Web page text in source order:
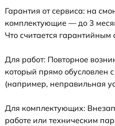
Гарантия от сервиса: на
комплектующие — до 3
Что считается гарантийным
Для работ: Повторное
который прямо обусловлен
(например, неправильная
Для комплектующих:
работе или техническим